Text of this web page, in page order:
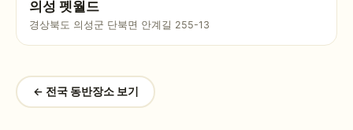
의성 펫월드
경상북도 의성군 단북면 안계길 255-13
← 전국 동반장소 보기